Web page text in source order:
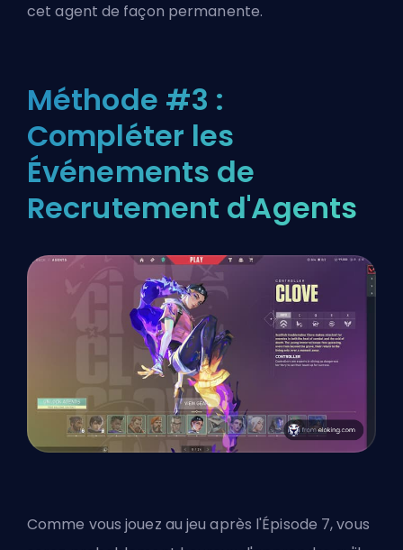
cet agent de façon permanente.
Méthode #3 :
Compléter les
Événements de
Recrutement d'Agents
Comme vous jouez au jeu après l'Épisode 7, vous